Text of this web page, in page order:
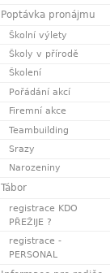
Poptávka pronájmu
Školní výlety
Školy v přírodě
Školení
Pořádání akcí
Firemní akce
Teambuilding
Srazy
Narozeniny
Tábor
registrace KDO
PŘEŽIJE ?
registrace -
PERSONAL